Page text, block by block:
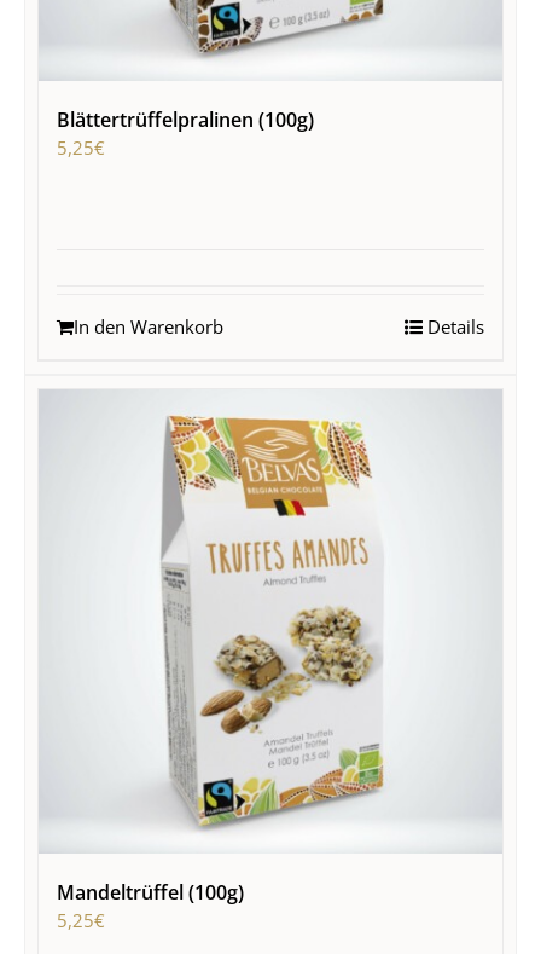
Blättertrüffelpralinen (100g)
5,25€
In den Warenkorb Details
Mandeltrüffel (100g)
5,25€